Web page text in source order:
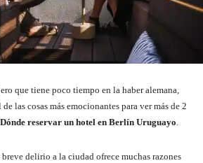
que tiene poco tiempo en la haber alemana,
las cosas más emocionantes para ver más de 2
Dónde reservar un hotel en Berlín Uruguayo
delirio a la ciudad ofrece muchas razones